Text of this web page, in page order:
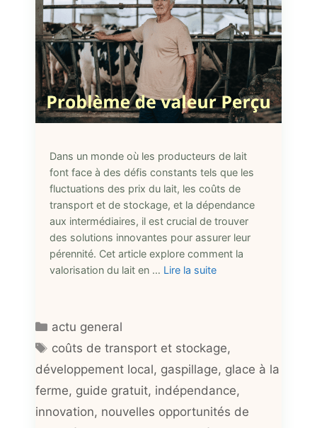
Dans un monde où les producteurs de lait
font face à des défis constants tels que les
fluctuations des prix du lait, les coûts de
transport et de stockage, et la dépendance
aux intermédiaires, il est crucial de trouver
des solutions innovantes pour assurer leur
pérennité. Cet article explore comment la
valorisation du lait en … Lire la suite
Catégories
actu general
Étiquettes
coûts de transport et stockage,
développement local, gaspillage, glace à la
ferme, guide gratuit, indépendance,
innovation, nouvelles opportunités de